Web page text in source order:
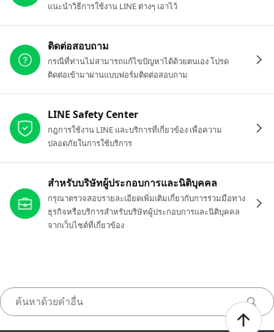
แนะนำวิธีการใช้งาน LINE ต่างๆ เอาไว้
ติดต่อสอบถาม
กรณีที่ท่านไม่สามารถแก้ไขปัญหาได้ด้วยตนเอง โปรด
ติดต่อเข้ามาผ่านแบบฟอร์มติดต่อสอบถาม
LINE Safety Center
กฎการใช้งาน LINE และบริการที่เกี่ยวข้อง เพื่อความ
ปลอดภัยในการใช้บริการ
สำหรับบริษัทผู้ประกอบการและนิติบุคคล
กรุณาตรวจสอบรายละเอียดเพิ่มเติมเกี่ยวกับการร่วมมือทาง
ธุรกิจหรือบริการสำหรับบริษัทผู้ประกอบการและนิติบุคคล
จากเว็บไซต์ที่เกี่ยวข้อง